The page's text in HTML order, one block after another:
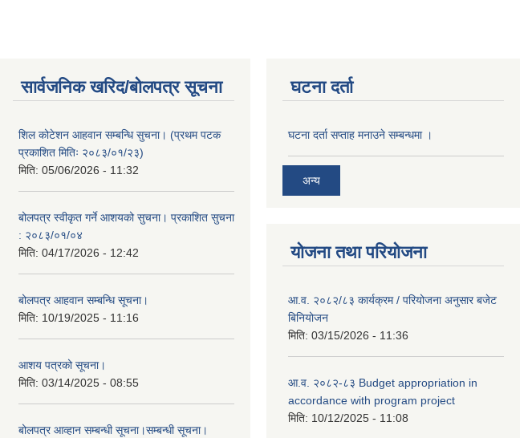
सार्वजनिक खरिद/बोलपत्र सूचना
शिल कोटेशन आहवान सम्बन्धि सुचना। (प्रथम पटक
प्रकाशित मितिः २०८३/०१/२३)
मिति: 05/06/2026 - 11:32
बोलपत्र स्वीकृत गर्ने आशयको सुचना। प्रकाशित सुचना
: २०८३/०१/०४
मिति: 04/17/2026 - 12:42
बोलपत्र आहवान सम्बन्धि सूचना।
मिति: 10/19/2025 - 11:16
आशय पत्रको सूचना।
मिति: 03/14/2025 - 08:55
बोलपत्र आव्हान सम्बन्धी सूचना।सम्बन्धी सूचना।
घटना दर्ता
घटना दर्ता सप्ताह मनाउने सम्बन्धमा ।
अन्य
योजना तथा परियोजना
आ.व. २०८२/८३ कार्यक्रम / परियोजना अनुसार बजेट
बिनियोजन
मिति: 03/15/2026 - 11:36
आ.व. २०८२-८३ Budget appropriation in
accordance with program project
मिति: 10/12/2025 - 11:08